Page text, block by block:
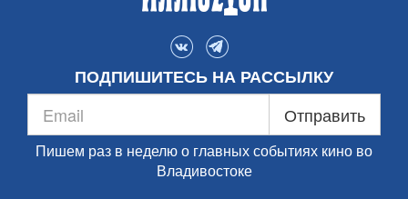
ПОДПИШИТЕСЬ НА РАССЫЛКУ
Отправить
Пишем раз в неделю о главных событиях кино во
Владивостоке